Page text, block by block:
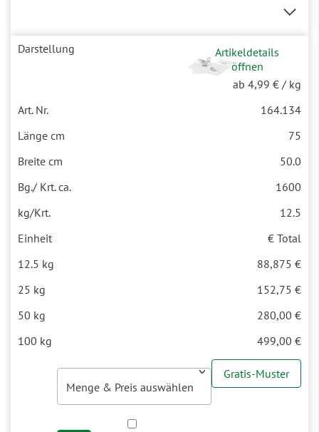
Artikeldetails
öffnen
ab 4,99 € / kg
164.134
75
50.0
1600
12.5
€ Total
88,875 €
152,75 €
280,00 €
499,00 €
Gratis-Muster